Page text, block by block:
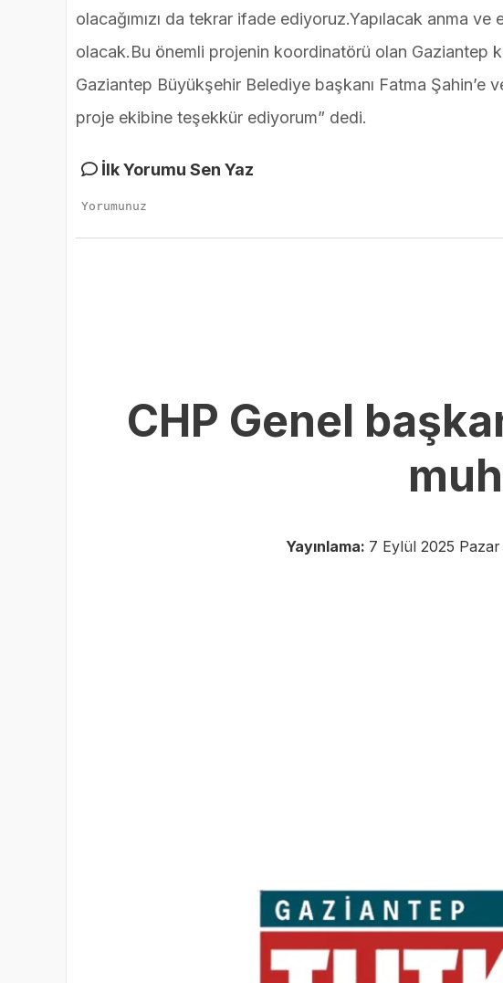
olacağımızı da tekrar ifade ediyoruz.Yapılacak anma
olacak.Bu önemli projenin koordinatörü olan Gaziantep
Gaziantep Büyükşehir Belediye başkanı Fatma Şahin’e
proje ekibine teşekkür ediyorum” dedi.
İlk Yorumu Sen Yaz
CHP Genel
Yayınlama: 7 Eylül 2025 Pazar